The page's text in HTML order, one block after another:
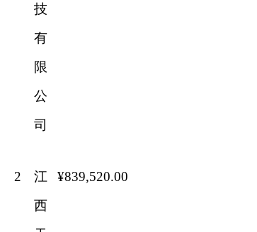
技
有
限
公
司
2
江
西
¥839,520.00